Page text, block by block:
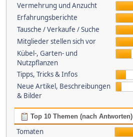
Vermehrung und Anzucht
Erfahrungsberichte
Tausche / Verkaufe / Suche
Mitglieder stellen sich vor
Kübel-, Garten- und
Nutzpflanzen
Tipps, Tricks & Infos
Neue Artikel, Beschreibungen
& Bilder
Top 10 Themen (nach Antworten)
Tomaten